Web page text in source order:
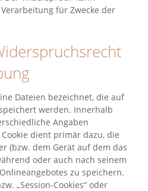
für Zwecke der
Dateien bezeichnet, die auf
werden. Innerhalb
Angaben
dient primär dazu, die
(bzw. dem Gerät auf dem das
oder auch nach seinem
zu speichern.
„Session-Cookies“ oder